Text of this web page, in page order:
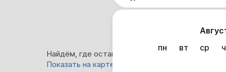
пн
вт ср
Найдём, где остановиться в Бургасе: 0
Показать на карте